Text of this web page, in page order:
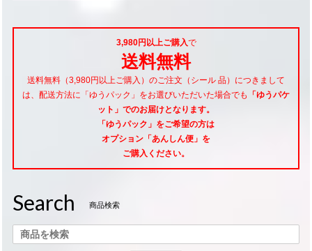
3,980円以上ご購入で
送料無料
送料無料（3,980円以上ご購入）のご注文（シール 品）につきまして
は、配送方法に「ゆうパック」をお選びいただいた場合でも
「ゆうパケ
ット」でのお届けとなります。
「ゆうパック」をご希望の方は
オプション「あんしん便」 を
ご購入ください。
Search 商品検索